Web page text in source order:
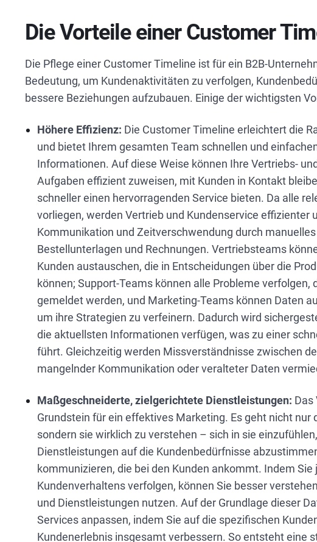
Die Vorteile einer Customer
Die Pflege einer Customer Timeline ist für ein B2B-
Bedeutung, um Kundenaktivitäten zu verfolgen,
bessere Beziehungen aufzubauen. Einige der wichtigsten
Höhere Effizienz: Die Customer Timeline erleichtert die
und bietet Ihrem gesamten Team schnellen und
Informationen. Auf diese Weise können Ihre Vertriebs-
Aufgaben effizient zuweisen, mit Kunden in Kontakt
schneller einen hervorragenden Service bieten. Da alle
vorliegen, werden Vertrieb und Kundenservice effizienter
Kommunikation und Zeitverschwendung durch
Bestellunterlagen und Rechnungen. Vertriebsteams
Kunden austauschen, die in Entscheidungen über die
können; Support-Teams können alle Probleme verfolgen,
gemeldet werden, und Marketing-Teams können Daten
um ihre Strategien zu verfeinern. Dadurch wird
die aktuellsten Informationen verfügen, was zu einer
führt. Gleichzeitig werden Missverständnisse zwischen
mangelnder Kommunikation oder veralteter Daten
Maßgeschneiderte, zielgerichtete Dienstleistungen: Das
Grundstein für ein effektives Marketing. Es geht nicht nur
sondern sie wirklich zu verstehen – sich in sie
Dienstleistungen auf die Kundenbedürfnisse
kommunizieren, die bei den Kunden ankommt. Indem Sie
Kundenverhaltens verfolgen, können Sie besser
und Dienstleistungen nutzen. Auf der Grundlage dieser
Services anpassen, indem Sie auf die spezifischen
Kundenerlebnis insgesamt verbessern. So entsteht eine